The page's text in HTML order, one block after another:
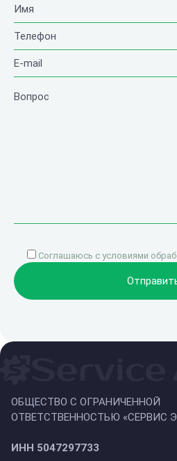
Соглашаюсь с условиями
ОБЩЕСТВО С ОГРАНИЧЕННОЙ
ОТВЕТСТВЕННОСТЬЮ «СЕРВИС
ИНН 5047297733